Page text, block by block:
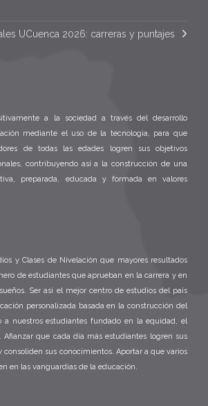
UCuenca 2026: carreras y puntajes
a la sociedad a través del desarrollo
mediante el uso de la tecnología, para que
de todas las edades logren sus objetivos
contribuyendo así a la construcción de una
preparada, educada y formada en valores
y Clases de Nivelación que mayores resultados
de estudiantes que aprueban en la carrera y en
Ser así el mejor centro de estudios del país
personalizada basada en la construcción del
a nuestros estudiantes fundado en la equidad, el
Afianzar que cada día más estudiantes logren sus
consoliden sus conocimientos. Aportar a que varios
en las vanguardias de la educación.